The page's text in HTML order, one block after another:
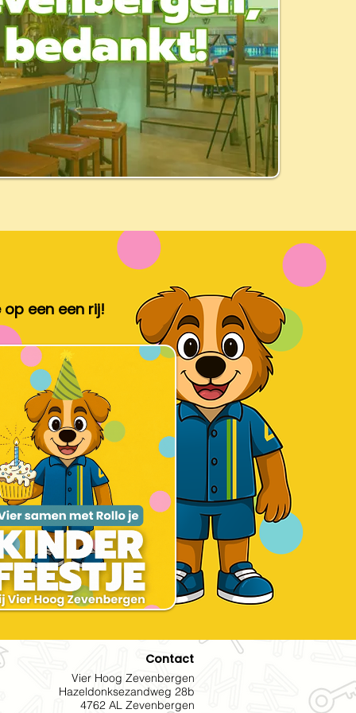
een een rij!
Contact
Vier Hoog Zevenbergen
Hazeldonksezandweg 28b
4762 AL Zevenbergen